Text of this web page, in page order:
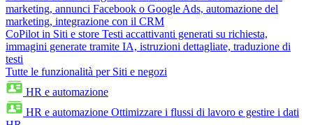
marketing, annunci Facebook o Google Ads, automazione del
marketing, integrazione con il CRM
CoPilot in Siti e store Testi accattivanti generati su richiesta,
immagini generate tramite IA, istruzioni dettagliate, traduzione di
testi
Tutte le funzionalità per Siti e negozi
HR e automazione
HR e automazione Ottimizzare i flussi di lavoro e gestire i dati